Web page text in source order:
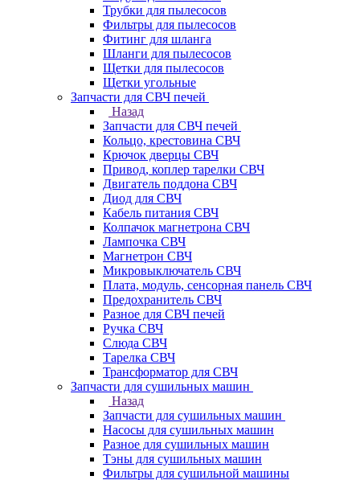
Трубки для пылесосов
Фильтры для пылесосов
Фитинг для шланга
Шланги для пылесосов
Щетки для пылесосов
Щетки угольные
Запчасти для СВЧ печей
Назад
Запчасти для СВЧ печей
Кольцо, крестовина СВЧ
Крючок дверцы СВЧ
Привод, коплер тарелки СВЧ
Двигатель поддона СВЧ
Диод для СВЧ
Кабель питания СВЧ
Колпачок магнетрона СВЧ
Лампочка СВЧ
Магнетрон СВЧ
Микровыключатель СВЧ
Плата, модуль, сенсорная панель СВЧ
Предохранитель СВЧ
Разное для СВЧ печей
Ручка СВЧ
Слюда СВЧ
Тарелка СВЧ
Трансформатор для СВЧ
Запчасти для сушильных машин
Назад
Запчасти для сушильных машин
Насосы для сушильных машин
Разное для сушильных машин
Тэны для сушильных машин
Фильтры для сушильной машины